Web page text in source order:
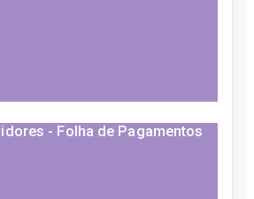
- Folha de Pagamentos